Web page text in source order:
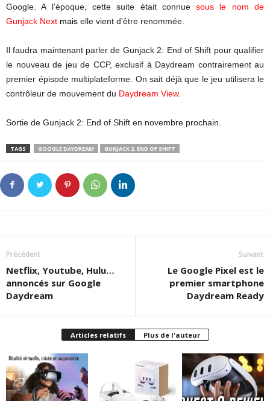
Google. A l’époque, cette suite était connuesous le nom de
Gunjack Next mais elle vient d’être renommée.
Il faudra maintenant parler de Gunjack 2: End of Shift pour qualifier
le nouveau de jeu de CCP, exclusif à Daydream contrairement au
premier épisode multiplateforme. On sait déjà que le jeu utilisera le
contrôleur de mouvement du Daydream View.
Sortie de Gunjack 2: End of Shift en novembre prochain.
TAGS GOOGLE DAYDREAM GUNJACK 2: END OF SHIFT
Précédent
Netflix, Youtube, Hulu…
annoncés sur Google
Daydream
Suivant
Le Google Pixel est le
premier smartphone
Daydream Ready
Articles relatifs Plus de l'auteur